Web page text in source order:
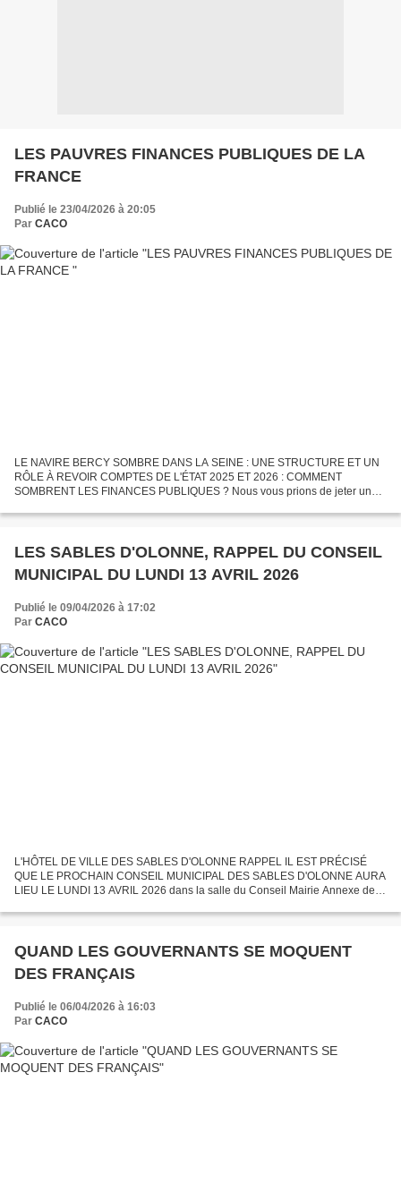
LES PAUVRES FINANCES PUBLIQUES DE LA
FRANCE
Publié le 23/04/2026 à 20:05
Par CACO
LE NAVIRE BERCY SOMBRE DANS LA SEINE : UNE STRUCTURE ET UN
RÔLE À REVOIR COMPTES DE L'ÉTAT 2025 ET 2026 : COMMENT
SOMBRENT LES FINANCES PUBLIQUES ? Nous vous prions de jeter un
Conseil...
LES SABLES D'OLONNE, RAPPEL DU CONSEIL
MUNICIPAL DU LUNDI 13 AVRIL 2026
Publié le 09/04/2026 à 17:02
Par CACO
L'HÔTEL DE VILLE DES SABLES D'OLONNE RAPPEL IL EST PRÉCISÉ
QUE LE PROCHAIN CONSEIL MUNICIPAL DES SABLES D'OLONNE AURA
LIEU LE LUNDI 13 AVRIL 2026 dans la salle du Conseil Mairie Annexe de la
QUAND LES GOUVERNANTS SE MOQUENT
DES FRANÇAIS
Publié le 06/04/2026 à 16:03
Par CACO